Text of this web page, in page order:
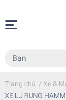
Trang chủ / Xe &
XE LU RUNG